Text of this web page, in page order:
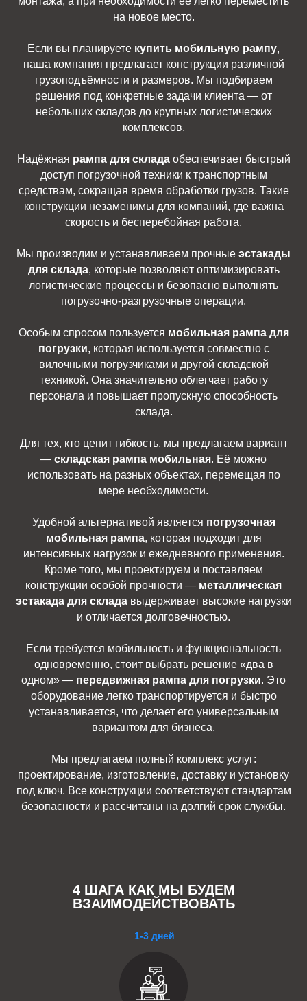
на новое место.
Если вы планируете купить мобильную рампу,
наша компания предлагает конструкции различной
грузоподъёмности и размеров. Мы подбираем
решения под конкретные задачи клиента — от
небольших складов до крупных логистических
комплексов.
Надёжная рампа для складаобеспечивает быстрый
доступ погрузочной техники к транспортным
средствам, сокращая время обработки грузов. Такие
конструкции незаменимы для компаний, где важна
скорость и бесперебойная работа.
Мы производим и устанавливаем прочные эстакады
для склада, которые позволяют оптимизировать
логистические процессы и безопасно выполнять
погрузочно-разгрузочные операции.
Особым спросом пользуется мобильная рампа для
погрузки, которая используется совместно с
вилочными погрузчиками и другой складской
техникой. Она значительно облегчает работу
персонала и повышает пропускную способность
склада.
Для тех, кто ценит гибкость, мы предлагаем вариант
— складская рампа мобильная. Её можно
использовать на разных объектах, перемещая по
мере необходимости.
Удобной альтернативой является погрузочная
мобильная рампа, которая подходит для
интенсивных нагрузок и ежедневного применения.
Кроме того, мы проектируем и поставляем
конструкции особой прочности — металлическая
эстакада для складавыдерживает высокие нагрузки
и отличается долговечностью.
Если требуется мобильность и функциональность
одновременно, стоит выбрать решение «два в
одном» — передвижная рампа для погрузки. Это
оборудование легко транспортируется и быстро
устанавливается, что делает его универсальным
вариантом для бизнеса.
Мы предлагаем полный комплекс услуг:
проектирование, изготовление, доставку и установку
под ключ. Все конструкции соответствуют стандартам
безопасности и рассчитаны на долгий срок службы.
4 ШАГА КАК МЫ БУДЕМ
ВЗАИМОДЕЙСТВОВАТЬ
1-3 дней